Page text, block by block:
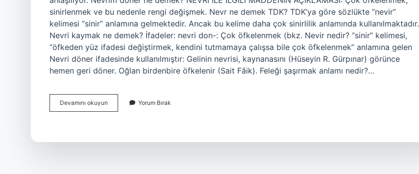
sinirlenmek ve bu nedenle rengi değişmek. Nevr ne demek TDK? TDK’ya göre sözlükte “nevir”
kelimesi “sinir” anlamına gelmektedir. Ancak bu kelime daha çok sinirlilik anlamında kullanılmaktadır.
Nevri kaymak ne demek? İfadeler: nevri don-: Çok öfkelenmek (bkz. Nevir nedir? “sinir” kelimesi,
“öfkeden yüz ifadesi değiştirmek, kendini tutmamaya çalışsa bile çok öfkelenmek” anlamına gelen
Nevri döner ifadesinde kullanılmıştır: Gelinin nevrisi, kaynanasını (Hüseyin R. Gürpınar) görünce
hemen geri döner. Oğlan birdenbire öfkelenir (Sait Fâik). Feleği şaşırmak anlamı nedir?…
Devamını okuyun
Döndürmek
Yorum Bırak